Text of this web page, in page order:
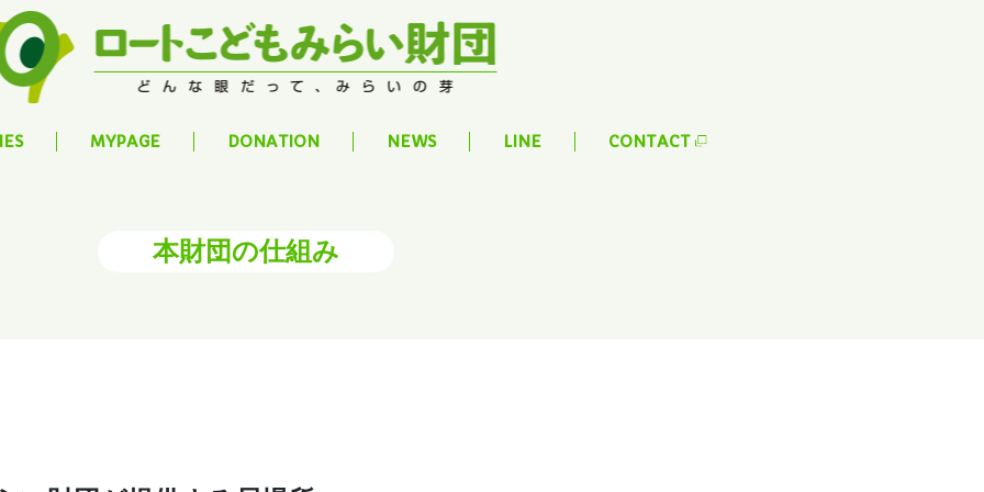
MYPAGE DONATION NEWS LINE CONTACT
本財団の仕組み